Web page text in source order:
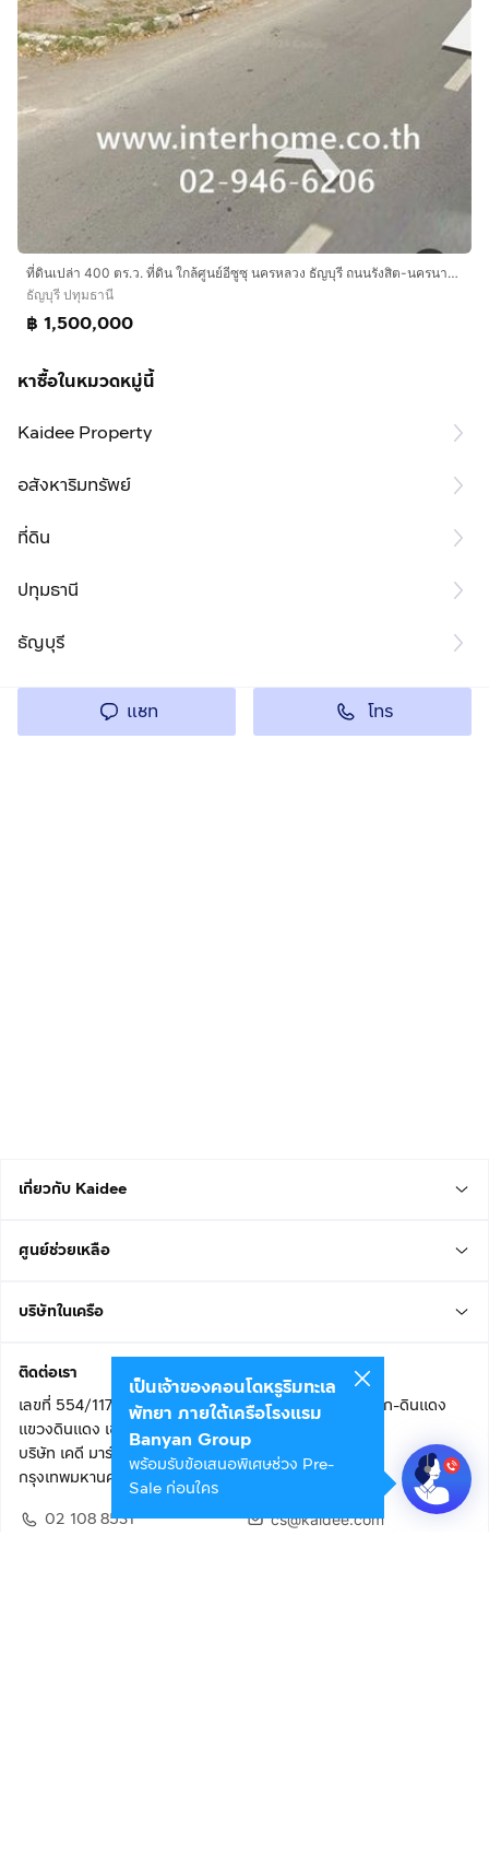
ที่ดินเปล่า 400 ตร.ว. ที่ดิน ใกล้ศูนย์อีซูซุ นครหลวง ธัญบุรี ถนนรังสิต-นครนายก ธัญบุรี ปทุมธานี
ธัญบุรี ปทุมธานี
฿ 1,500,000
หาซื้อในหมวดหมู่นี้
Kaidee Property
อสังหาริมทรัพย์
ที่ดิน
ปทุมธานี
ธัญบุรี
แชท โทร
เกี่ยวกับ Kaidee
ศูนย์ช่วยเหลือ
บริษัทในเครือ
ติดต่อเรา
เลขที่ 554/117 อาคารสกายไนน์ เซ็นเตอร์ ชั้น 22 ถนนอโศก-ดินแดง
แขวงดินแดง เขตดินแดง
บริษัท เคดี มาร์เก็ตเพลส จำกัด (สำนักงานใหญ่)
กรุงเทพมหานคร 10400
02 108 8531
cs@kaidee.com
เป็นเจ้าของคอนโดหรูริมทะเล
พัทยา ภายใต้เครือโรงแรม
Banyan Group
พร้อมรับข้อเสนอพิเศษช่วง Pre-
Sale ก่อนใคร